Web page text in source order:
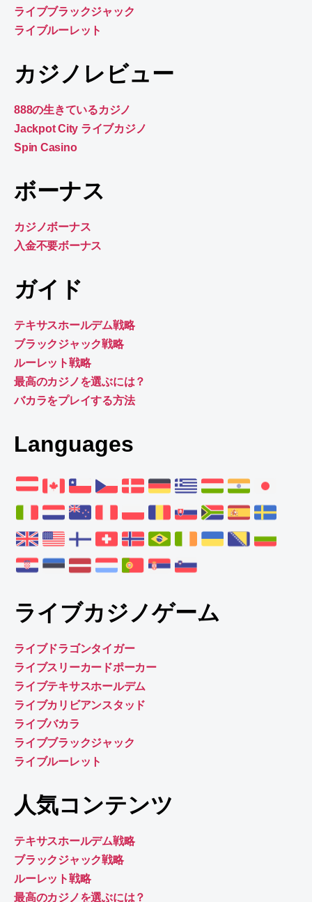
ライブブラックジャック
ライブルーレット
カジノレビュー
888の生きているカジノ
Jackpot City ライブカジノ
Spin Casino
ボーナス
カジノボーナス
入金不要ボーナス
ガイド
テキサスホールデム戦略
ブラックジャック戦略
ルーレット戦略
最高のカジノを選ぶには？
バカラをプレイする方法
Languages
ライブカジノゲーム
ライブドラゴンタイガー
ライブスリーカードポーカー
ライブテキサスホールデム
ライブカリビアンスタッド
ライブバカラ
ライブブラックジャック
ライブルーレット
人気コンテンツ
テキサスホールデム戦略
ブラックジャック戦略
ルーレット戦略
最高のカジノを選ぶには？